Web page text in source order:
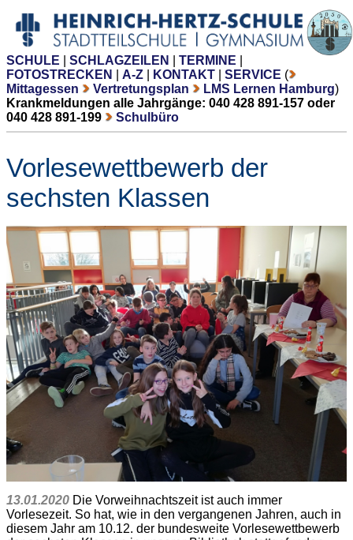
SCHULE SCHLAGZEILEN TERMINE
FOTOSTRECKEN
A-Z KONTAKT SERVICE (
Mittagessen
Vertretungsplan LMS Lernen Hamburg)
Krankmeldungen alle Jahrgänge: 040 428 891-157 oder
040 428 891-199
Schulbüro
Vorlesewettbewerb der
sechsten Klassen
13.01.2020 Die Vorweihnachtszeit ist auch immer
Vorlesezeit. So hat, wie in den vergangenen Jahren, auch in
diesem Jahr am 10.12. der bundesweite Vorlesewettbewerb